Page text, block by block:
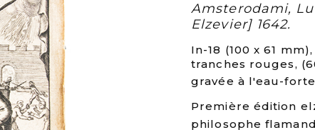
Amsterodami,
Elzevier] 1642.
In-18 (100 x 61
tranches rouges,
gravée à l'eau-
Première édition
philosophe flamand